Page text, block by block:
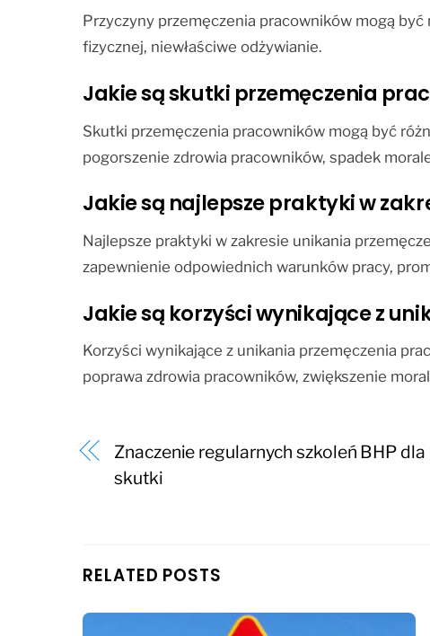
Przyczyny przemęczenia pracowników mogą
fizycznej, niewłaściwe odżywianie.
Jakie są skutki przemęczenia
Skutki przemęczenia pracowników mogą być
pogorszenie zdrowia pracowników, spadek
Jakie są najlepsze praktyki w
Najlepsze praktyki w zakresie unikania
zapewnienie odpowiednich warunków pracy,
Jakie są korzyści wynikające z
Korzyści wynikające z unikania przemęczenia
poprawa zdrowia pracowników, zwiększenie
Znaczenie regularnych szkoleń BHP
skutki
RELATED POSTS